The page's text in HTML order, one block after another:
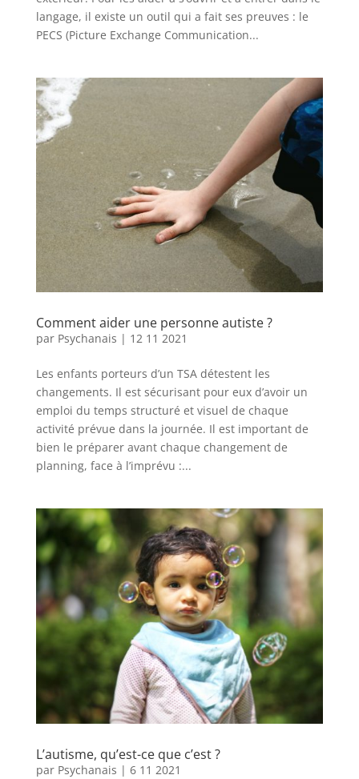
langage, il existe un outil qui a fait ses preuves : le
PECS (Picture Exchange Communication...
Comment aider une personne autiste ?
par Psychanais | 12 11 2021
Les enfants porteurs d’un TSA détestent les
changements. Il est sécurisant pour eux d’avoir un
emploi du temps structuré et visuel de chaque
activité prévue dans la journée. Il est important de
bien le préparer avant chaque changement de
planning, face à l’imprévu :...
L’autisme, qu’est-ce que c’est ?
par Psychanais | 6 11 2021